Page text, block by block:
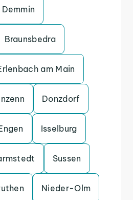
Demmin
Braunsbedra
am Main
Donzdorf
Isselburg
Sussen
Nieder-Olm